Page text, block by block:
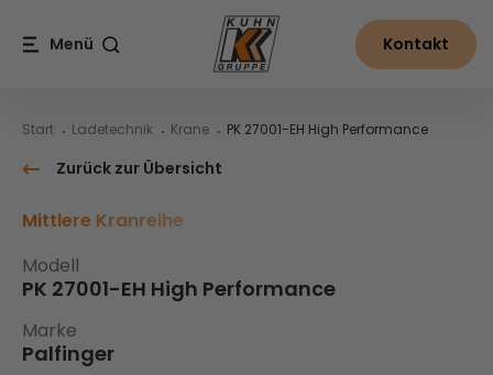
PK 27001-EH High Performance
Menü Kontakt
Start Ladetechnik Krane PK 27001-EH High Performance
Zurück zur Übersicht
Mittlere Kranreihe
Modell
PK 27001-EH High Performance
Marke
Palfinger